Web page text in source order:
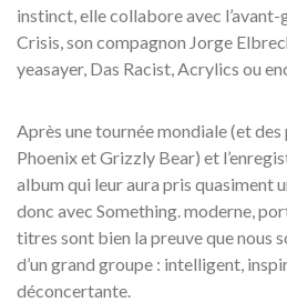
instinct, elle collabore avec
Crisis, son compagnon Jorge
yeasayer, Das Racist, Acrylics ou
Après une tournée mondiale (et
Phoenix et Grizzly Bear) et
album qui leur aura pris quasiment
donc avec Something. moderne,
titres sont bien la preuve que nous
d’un grand groupe : intelligent,
déconcertante.